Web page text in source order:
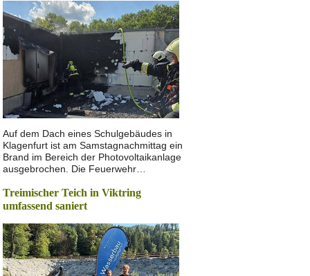
Auf dem Dach eines Schulgebäudes in
Klagenfurt ist am Samstagnachmittag ein
Brand im Bereich der Photovoltaikanlage
ausgebrochen. Die Feuerwehr…
Treimischer Teich in Viktring
umfassend saniert